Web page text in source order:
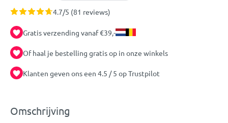
4.7/5 (81 reviews)
Gratis verzending vanaf €39,-
Of haal je bestelling gratis op in onze winkels
Klanten geven ons een 4.5 / 5 op Trustpilot
Omschrijving